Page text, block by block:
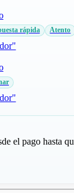
rápida Atento
el pago hasta